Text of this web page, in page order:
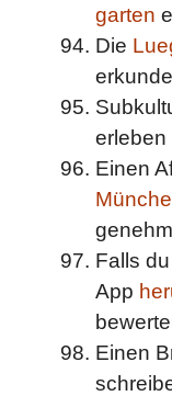
garten
Die
erleben
Einen
Falls
App
Einen